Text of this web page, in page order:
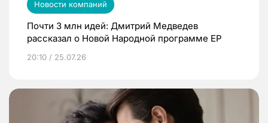
Новости компаний
Почти 3 млн идей: Дмитрий Медведев
рассказал о Новой Народной программе ЕР
20:10 / 25.07.26